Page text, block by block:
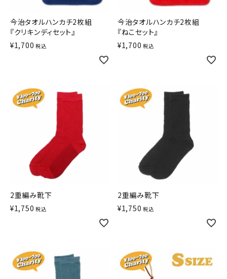
今治タオルハンカチ2枚組
『クリキンディセット』
¥1,700 税込
今治タオルハンカチ2枚組
『ねこセット』
¥1,700 税込
2重編み靴下
¥1,750 税込
2重編み靴下
¥1,750 税込